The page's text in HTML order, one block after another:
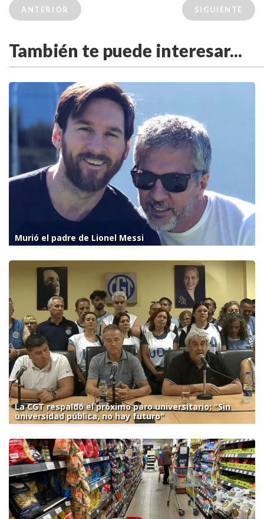
ANTERIOR SIGUIENTE
También te puede interesar...
Murió el padre de Lionel Messi
La CGT respaldó el próximo paro universitario: "Sin
universidad pública, no hay futuro"